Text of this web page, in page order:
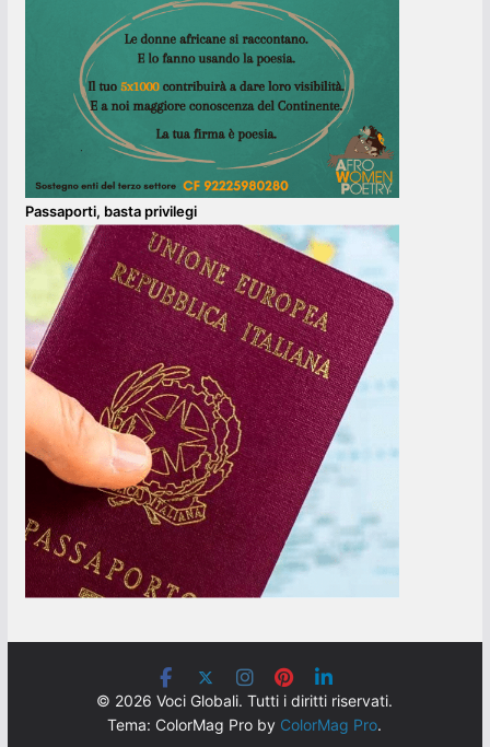
Passaporti, basta privilegi
© 2026 Voci Globali. Tutti i diritti riservati.
Tema: ColorMag Pro by ColorMag Pro.